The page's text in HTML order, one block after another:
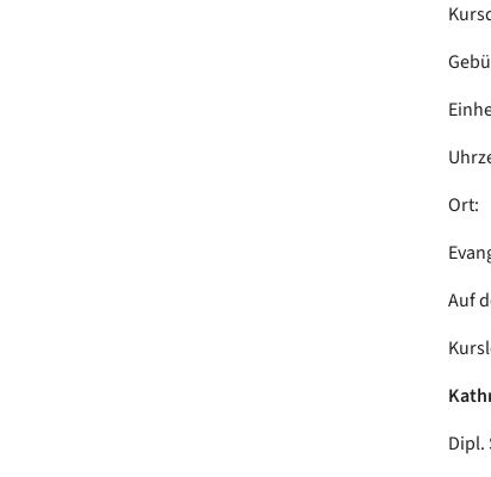
Ort:
Auf
Dipl.